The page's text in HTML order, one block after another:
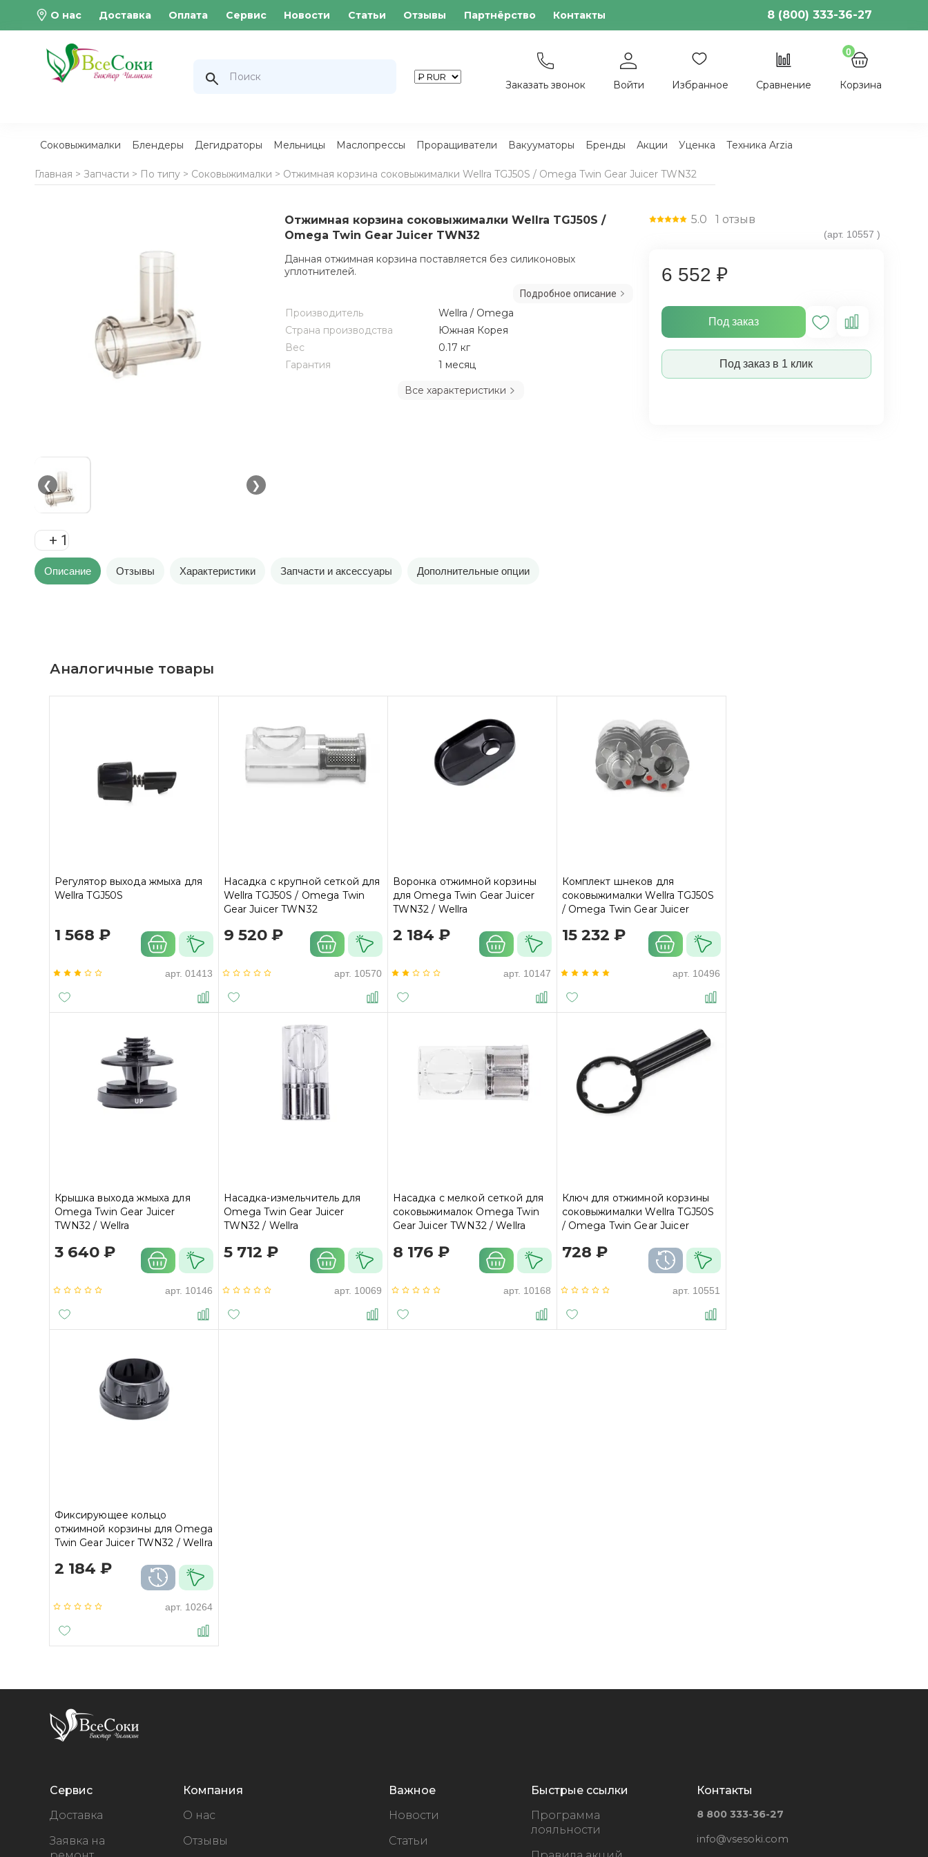
О нас Доставка Оплата Сервис Новости Статьи Отзывы Партнёрство Контакты 8 (800) 333-36-27
Заказать звонок Войти Избранное Сравнение
0
Корзина
Соковыжималки Блендеры Дегидраторы Мельницы Маслопрессы Проращиватели Вакууматоры Бренды Акции Уценка Техника Arzia
Главная > Запчасти > По типу> Соковыжималки > Отжимная корзина соковыжималки Wellra TGJ50S / Omega Twin Gear Juicer TWN32
❮ ❯
+ 1
5.0 1 отзыв
Отжимная корзина соковыжималки Wellra TGJ50S /
Omega Twin Gear Juicer TWN32
(арт. 10557 )
6 552 ₽
Под заказ
Под заказ в 1 клик
Данная отжимная корзина поставляется без силиконовых
уплотнителей.
Подробное описание
Производитель
Wellra / Omega
Страна производства
Южная Корея
Вес
0.17 кг
Гарантия
1 месяц
Все характеристики
Описание Отзывы Характеристики Запчасти и аксессуары Дополнительные опции
Аналогичные товары
Регулятор выхода жмыха для
Wellra TGJ50S
1 568 ₽
арт. 01413
Насадка с крупной сеткой для
Wellra TGJ50S / Omega Twin
Gear Juicer TWN32
9 520 ₽
арт. 10570
Воронка отжимной корзины
для Omega Twin Gear Juicer
TWN32 / Wellra
2 184 ₽
арт. 10147
Комплект шнеков для
соковыжималки Wellra TGJ50S
/ Omega Twin Gear Juicer
15 232 ₽
арт. 10496
Крышка выхода жмыха для
Omega Twin Gear Juicer
TWN32 / Wellra
3 640 ₽
арт. 10146
Насадка-измельчитель для
Omega Twin Gear Juicer
TWN32 / Wellra
5 712 ₽
арт. 10069
Насадка с мелкой сеткой для
соковыжималок Omega Twin
Gear Juicer TWN32 / Wellra
8 176 ₽
арт. 10168
Ключ для отжимной корзины
соковыжималки Wellra TGJ50S
/ Omega Twin Gear Juicer
728 ₽
арт. 10551
Фиксирующее кольцо
отжимной корзины для Omega
Twin Gear Juicer TWN32 / Wellra
2 184 ₽
арт. 10264
Сервис
Доставка
Заявка на
Компания
О нас
Отзывы
Важное
Новости
Статьи
Быстрые ссылки
Программа
лояльности
Контакты
8 800 333-36-27
info@vsesoki.com